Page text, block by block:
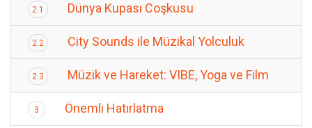
2.1 Dünya Kupası Coşkusu
2.2 City Sounds ile Müzikal Yolculuk
2.3 Müzik ve Hareket: VIBE, Yoga ve Film
3 Önemli Hatırlatma